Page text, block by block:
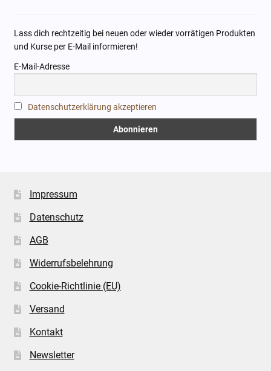
Lass dich rechtzeitig bei neuen oder wieder vorrätigen Produkten
und Kurse per E-Mail informieren!
E-Mail-Adresse
Datenschutzerklärung akzeptieren
Impressum
Datenschutz
AGB
Widerrufsbelehrung
Cookie-Richtlinie (EU)
Versand
Kontakt
Newsletter